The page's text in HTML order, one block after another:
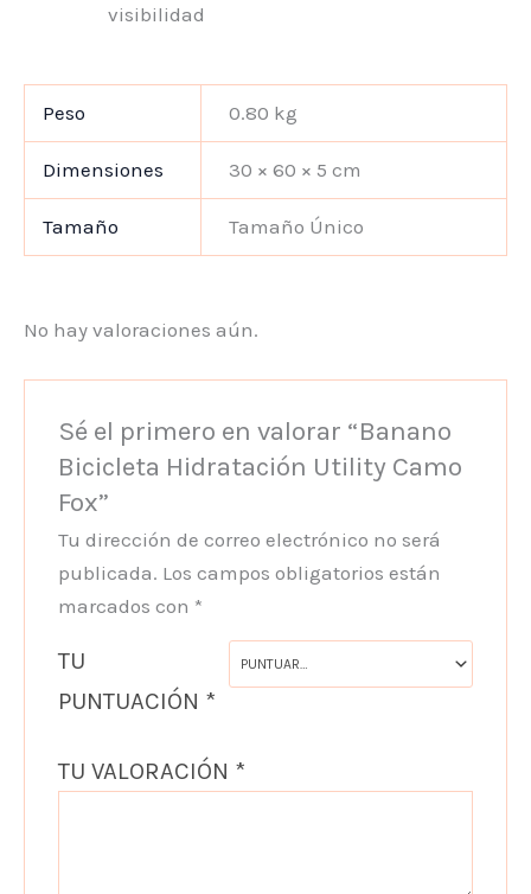
visibilidad
Peso 0.80 kg
Dimensiones 30 × 60 × 5 cm
Tamaño Tamaño Único
No hay valoraciones aún.
Sé el primero en valorar “Banano
Bicicleta Hidratación Utility Camo
Fox”
Tu dirección de correo electrónico no será
publicada. Los campos obligatorios están
marcados con *
TU
PUNTUACIÓN *
TU VALORACIÓN *